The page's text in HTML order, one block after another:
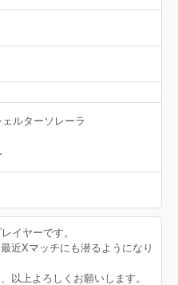
ルターソレーラ
イヤーです。
近Xマッチにも潜るようになり
以上よろしくお願いします。